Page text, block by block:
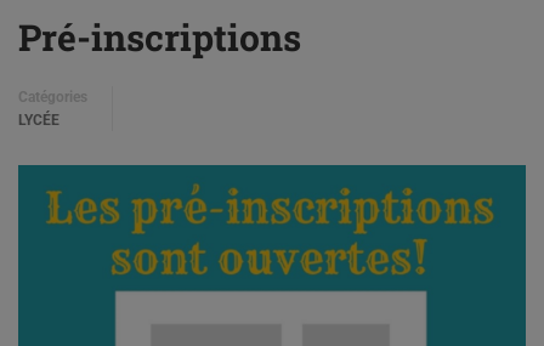
Pré-inscriptions
Catégories
LYCÉE